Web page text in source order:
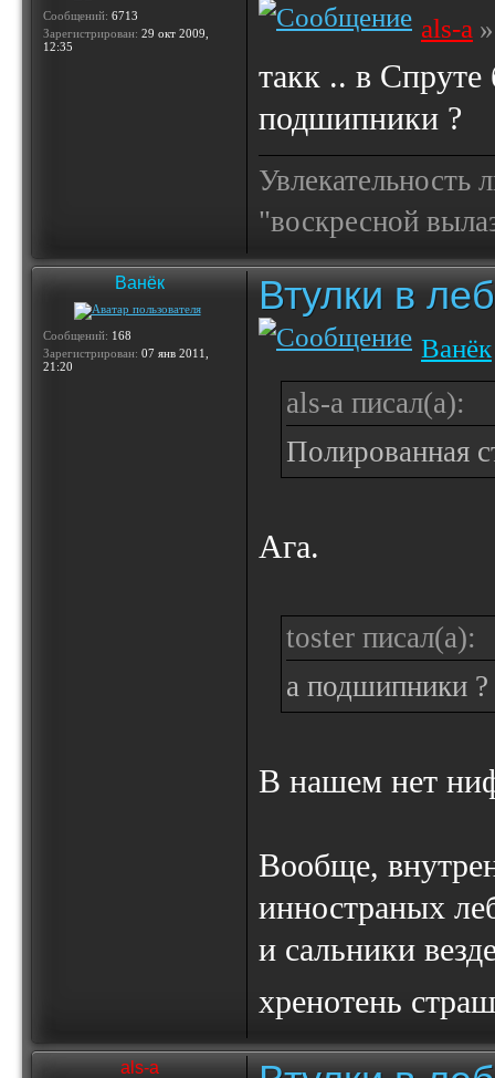
Сообщений: 6713
Зарегистрирован: 29 окт 2009,
12:35
als-a
такк .. в
подшипники ?
Увлекательность
"воскресной
Ванёк
Сообщений: 168
Зарегистрирован: 07 янв 2011,
21:20
Втулки в
Ванёк
als-a писал(а):
Полированная
Ага.
toster писал(а):
а подшипники ?
В нашем нет
Вообще,
инностраных
и сальники
хренотень
als-a